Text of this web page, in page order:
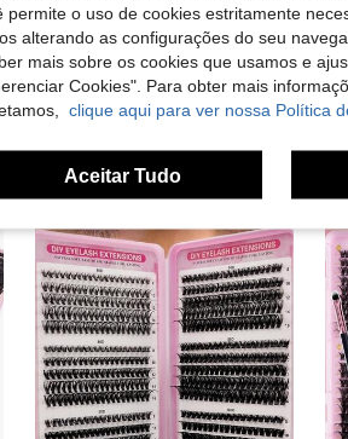
permite o uso de cookies estritamente
alterando as configurações do seu
mais sobre os cookies que usamos e
Cookies". Para obter mais
clique aqui para ver nossa Política
Aceitar Tudo